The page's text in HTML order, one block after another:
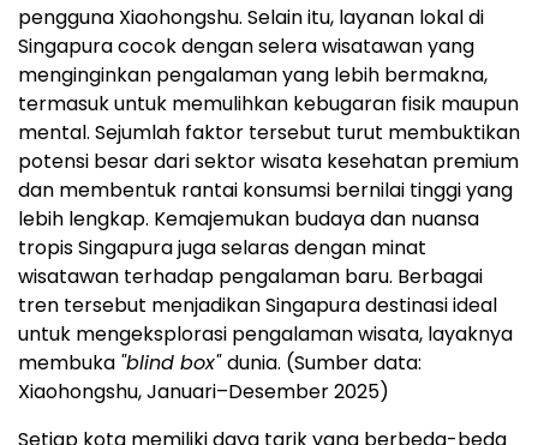
pengguna Xiaohongshu. Selain itu, layanan lokal di
Singapura cocok dengan selera wisatawan yang
menginginkan pengalaman yang lebih bermakna,
termasuk untuk memulihkan kebugaran fisik maupun
mental. Sejumlah faktor tersebut turut membuktikan
potensi besar dari sektor wisata kesehatan premium
dan membentuk rantai konsumsi bernilai tinggi yang
lebih lengkap. Kemajemukan budaya dan nuansa
tropis Singapura juga selaras dengan minat
wisatawan terhadap pengalaman baru. Berbagai
tren tersebut menjadikan Singapura destinasi ideal
untuk mengeksplorasi pengalaman wisata, layaknya
membuka "blind box"dunia. (Sumber data:
Xiaohongshu, Januari–Desember 2025)
Setiap kota memiliki daya tarik yang berbeda-beda